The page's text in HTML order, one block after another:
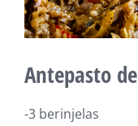
Antepasto
-3 berinjelas